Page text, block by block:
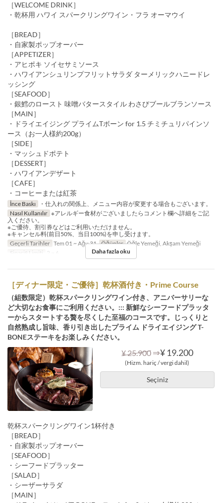
［WELCOME DRINK］
・乾杯用 ハワイ スパークリングワイン・フラ オーマウイ
［BREAD］
・自家製ポップオーバー
［APPETIZER］
・アヒポキ ソイセサミソース
・ハワイアンシュリンプフリットサラダ ターメリックハニードレ
ッシング
［SEAFOOD］
・銀鱈のロースト 味噌バタースタイル わさびブールブランソース
［MAIN］
・ドライエイジング プライムTボーン for 1.5 チミチュリパインソ
ース（お一人様約200g）
［SIDE］
・マッシュドポテト
［DESSERT］
・ハワイアンデザート
［CAFE］
・コーヒーまたは紅茶
İnce Baskı
・仕入れの関係上、メニュー内容が変更する場合もございます。
Nasıl Kullanılır ※アレルギー食材がございましたらコメント欄へ詳細をご記
入ください。
※ご優待、割引券などはご利用いただけません。
※キャンセル料(前日50%、当日100%)を申し受けます。
Geçerli Tarihler Tem 01 ~ Ağu 31 Öğünler Öğle Yemeği, Akşam Yemeği
Sipariş Limiti 2 ~ 6 Daha fazla oku
［ディナー限定・ご優待］乾杯酒付き・Prime Course
（組数限定）乾杯スパークリングワイン付き、アニバーサリーな
ど大切なお食事にご利用ください。::: 新鮮なシーフードプラッタ
ーからスタートする贅を尽くした至福のコースです。じっくりと
自然熟成し旨味、香り引き出したプライム ドライエイジング T-
BONEステーキをお楽しみください。
¥ 25.900 ⇒¥ 19.200
(Hizm. hariç / vergi dahil)
Seçiniz
乾杯スパークリングワイン1杯付き
［BREAD］
・自家製ポップオーバー
［SEAFOOD］
・シーフードプラッター
［SALAD］
・シーザーサラダ
［MAIN］